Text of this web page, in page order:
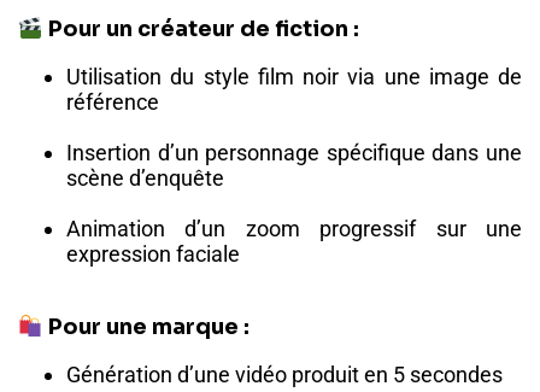
Pour un créateur de fiction :
Utilisation du style film noir via une image de
référence
Insertion d’un personnage spécifique dans une
scène d’enquête
Animation d’un zoom progressif sur une
expression faciale
Pour une marque :
Génération d’une vidéo produit en 5 secondes